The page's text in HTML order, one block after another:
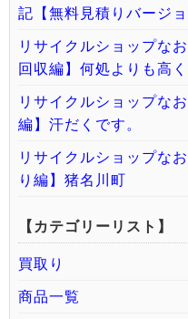
記【無料見積りバージ
リサイクルショップな
回収編】何処よりも高く
リサイクルショップな
編】汗だくです。
リサイクルショップな
り編】猪名川町
【カテゴリーリスト】
買取り
商品一覧